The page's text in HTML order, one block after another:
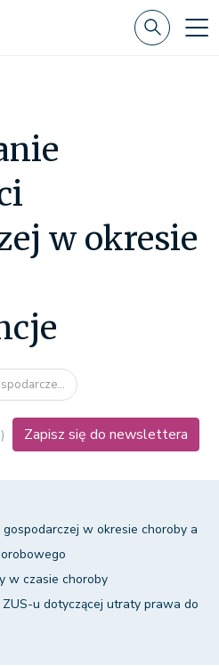
w okresie
Zapisz się do newslettera
w okresie choroby a
w czasie choroby
u dotyczącej utraty prawa do